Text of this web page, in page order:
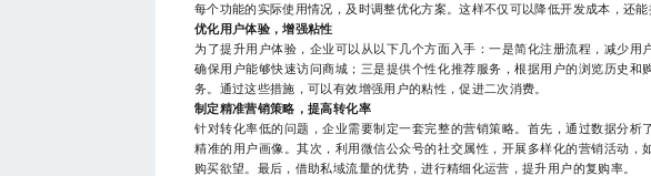
每个功能的实际使用情况，及时调整优化方案。这样不仅可以降低开发成本，还能
优化用户体验，增强粘性
为了提升用户体验，企业可以从以下几个方面入手：一是简化注册流程，减少用
确保用户能够快速访问商城；三是提供个性化推荐服务，根据用户的浏览历史和
务。通过这些措施，可以有效增强用户的粘性，促进二次消费。
制定精准营销策略，提高转化率
针对转化率低的问题，企业需要制定一套完整的营销策略。首先，通过数据分析
精准的用户画像。其次，利用微信公众号的社交属性，开展多样化的营销活动，
购买欲望。最后，借助私域流量的优势，进行精细化运营，提升用户的复购率。